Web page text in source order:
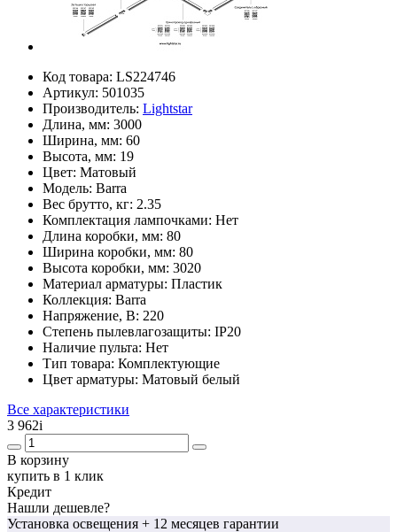
Код товара: LS224746
Артикул: 501035
Производитель: Lightstar
Длина, мм: 3000
Ширина, мм: 60
Высота, мм: 19
Цвет: Матовый
Модель: Barra
Вес брутто, кг: 2.35
Комплектация лампочками: Нет
Длина коробки, мм: 80
Ширина коробки, мм: 80
Высота коробки, мм: 3020
Материал арматуры: Пластик
Коллекция: Barra
Напряжение, В: 220
Степень пылевлагозащиты: IP20
Наличие пульта: Нет
Тип товара: Комплектующие
Цвет арматуры: Матовый белый
Все характеристики
3 962i
В корзину
купить в 1 клик
Кредит
Нашли дешевле?
Установка освещения + 12 месяцев гарантии